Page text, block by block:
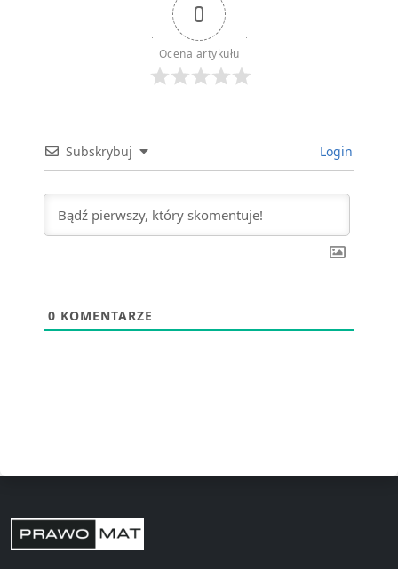
0
Ocena artykułu
Subskrybuj Login
0 KOMENTARZE